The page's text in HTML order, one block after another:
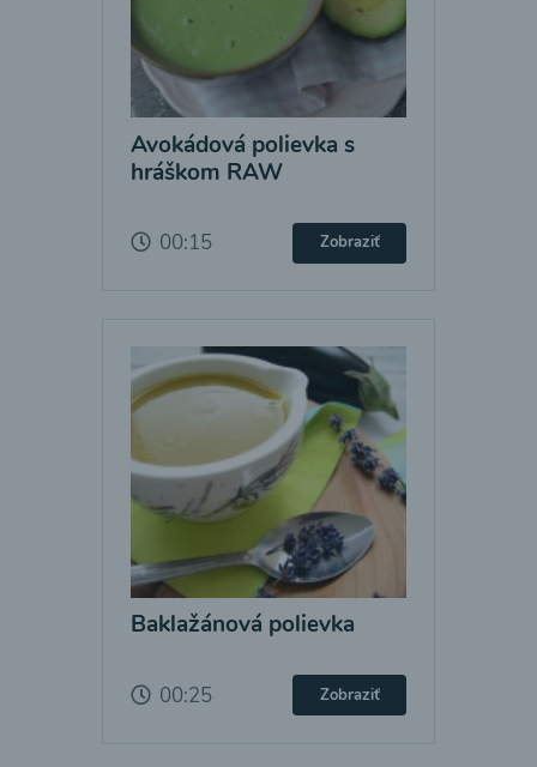
Avokádová polievka s
hráškom RAW
00:15 Zobraziť
Baklažánová polievka
00:25 Zobraziť